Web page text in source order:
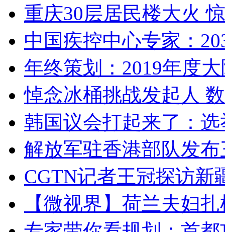
重庆30层居民楼大火
中国疾控中心专家：
年终策划：2019年度
悼念冰桶挑战发起人
韩国议会打起来了：
解放军驻香港部队发
CGTN记者王冠探访新
【微视界】荷兰夫妇